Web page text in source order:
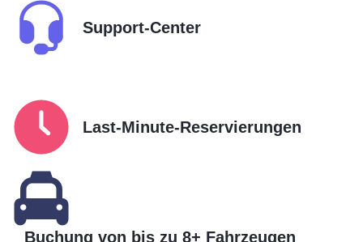
Support-Center
Last-Minute-Reservierungen
Buchung von bis zu 8+ Fahrzeugen